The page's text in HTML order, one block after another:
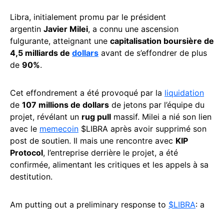
Libra, initialement promu par le président
argentin Javier Milei, a connu une ascension
fulgurante, atteignant une capitalisation boursière de
4,5 milliards de dollars avant de s’effondrer de plus
de 90%.
Cet effondrement a été provoqué par la liquidation
de 107 millions de dollars de jetons par l’équipe du
projet, révélant un rug pull massif. Milei a nié son lien
avec le memecoin $LIBRA après avoir supprimé son
post de soutien. Il mais une rencontre avec KIP
Protocol, l’entreprise derrière le projet, a été
confirmée, alimentant les critiques et les appels à sa
destitution.
Am putting out a preliminary response to $LIBRA: a